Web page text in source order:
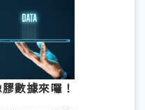
數據來囉！